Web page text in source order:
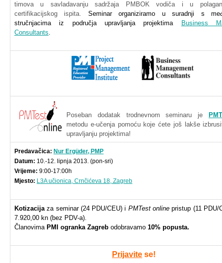
timovau savladavanju sadržaja PMBOK vodičai u
certifikacijskog
ispita. Seminarorganiziramo usuradnji s
stručnjacima
iz područja upravljanja projektima
Business
Consultants.
Poseban dodatak trodnevnom seminaru je
metodu e-učenja pomoću koje ćete još lakše
upravljanju projektima!
Predavačica: Nur Ergüder, PMP
Datum: 10.-12. lipnja 2013. (pon-sri)
Vrijeme: 9:00-17:00h
Mjesto: L3A učionica, Crnčićeva 18, Zagreb
Kotizacija zaseminar (24 PDU/CEU) i PMTestonline pristup (11 PDU/
7.920,00 kn (bez PDV-a).
Članovima PMI ogrankaZagreb odobravamo 10% popusta.
Prijavite se!